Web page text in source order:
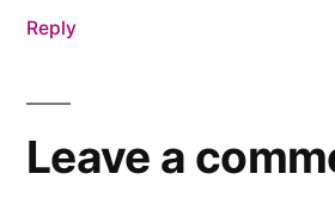
Reply
Leave a